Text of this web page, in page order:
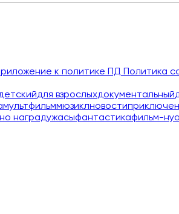
к политике ПД Политика
для взрослыхдокументальный
мультфильммюзиклновости
наградужасыфантастикафильм-